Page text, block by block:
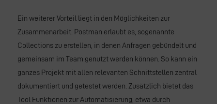
Ein weiterer Vorteil liegt in den Möglichkeiten zur
Zusammenarbeit. Postman erlaubt es, sogenannte
Collections zu erstellen, in denen Anfragen gebündelt und
gemeinsam im Team genutzt werden können. So kann ein
ganzes Projekt mit allen relevanten Schnittstellen zentral
dokumentiert und getestet werden. Zusätzlich bietet das
Tool Funktionen zur Automatisierung, etwa durch